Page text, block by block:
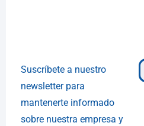
Suscríbete a nuestro
newsletter para
mantenerte informado
sobre nuestra empresa y